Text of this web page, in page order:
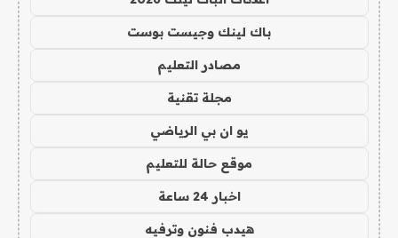
باك لينك وجيست بوست
مصادر التعليم
مجلة تقنية
يو ان بي الرياضي
موقع حالة للتعليم
اخبار 24 ساعة
هيدب فنون وترفيه